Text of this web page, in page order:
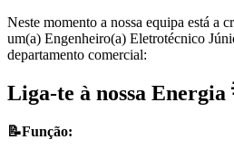
Neste momento a nossa equipa está a
um(a) Engenheiro(a) Eletrotécnico
departamento comercial:
Liga-te à nossa Energia
📝Função: